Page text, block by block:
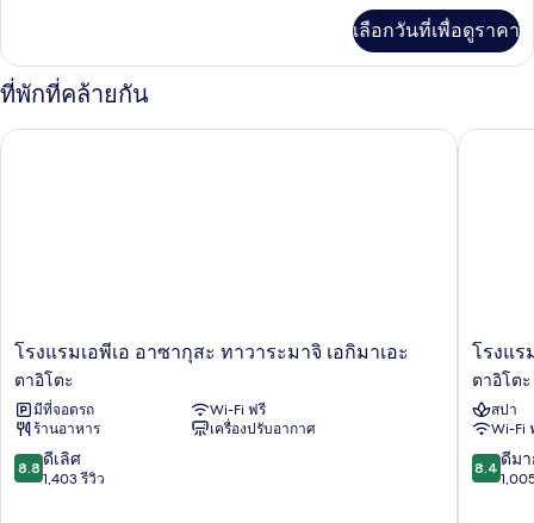
View])
Non-
smoking
(Single
Room
เกี่ยว
กับ
Single
room,
Nightlife
Floor])
เลือกวันที่เพื่อดูราคา
ที่พักที่คล้ายกัน
โรงแรม
พีเอ
อา
ซา
กุสะ
ทา
โรงแรมเอพีเอ อาซากุสะ ทาวาระมาจิ เอกิมาเอะ
ตาอิโตะ
มีที่จอดรถ
Wi-Fi ฟรี
ร้านอาหาร
เครื่องปรับอากาศ
8.8
จาก
8.8 ดีเลิศ
1,403 รีวิว
โรงแรมเอพีเอ อาซากุสะ ทาวาระมาจิ เอกิมาเอะ
โรงแรม
พีเอ
อา
ซา
กุสะ
คุ
โรงแร
ตาอิโตะ
สปา
Wi-Fi
8.4
จาก
8.4 ดีม
โรงแรม